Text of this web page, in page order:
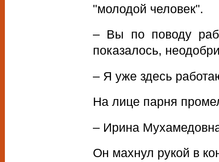
"молодой человек".
– Вы по поводу
показалось,
– Я уже здесь
На лице парня
– Ирина
Он махнул рукой в